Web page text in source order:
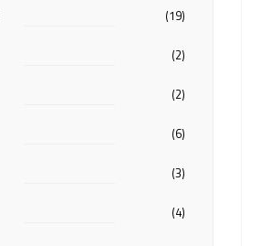
(19)
(2)
(2)
(6)
(3)
(4)